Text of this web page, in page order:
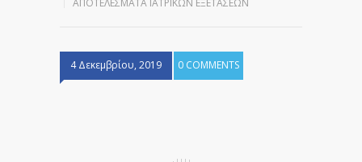
ΑΠΟΤΕΛΈΣΜΑΤΑ ΙΑΤΡΙΚΏΝ ΕΞΕΤΆΣΕΩΝ
4 Δεκεμβρίου, 2019 0 COMMENTS